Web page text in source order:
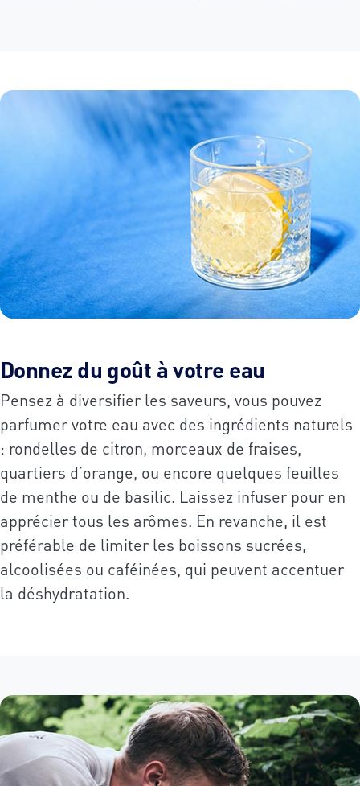
Donnez du goût à votre eau
Pensez à diversifier les saveurs, vous pouvez
parfumer votre eau avec des ingrédients naturels
: rondelles de citron, morceaux de fraises,
quartiers d’orange, ou encore quelques feuilles
de menthe ou de basilic. Laissez infuser pour en
apprécier tous les arômes. En revanche, il est
préférable de limiter les boissons sucrées,
alcoolisées ou caféinées, qui peuvent accentuer
la déshydratation.